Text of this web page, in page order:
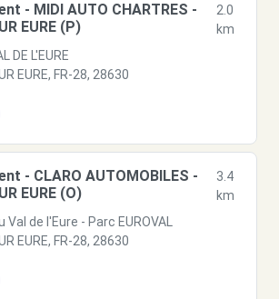
- MIDI AUTO CHARTRES -
EURE (P)
2.0
km
DE L'EURE
EURE, FR-28, 28630
- CLARO AUTOMOBILES -
EURE (O)
3.4
km
Val de l'Eure - Parc EUROVAL
EURE, FR-28, 28630